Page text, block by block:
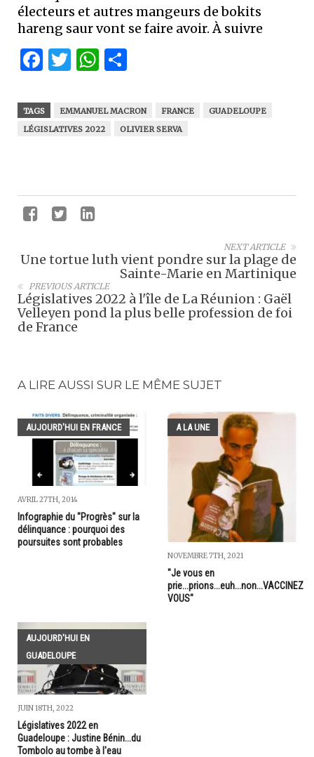
électeurs et autres mangeurs de bokits
hareng saur vont se faire avoir. À suivre
Facebook
Twitter
WhatsApp
TAGS EMMANUEL MACRON FRANCE
GUADELOUPE
LÉGISLATIVES 2022
OLIVIER SERVA
NEXT ARTICLE
Une tortue luth vient pondre sur la plage de
Sainte-Marie en Martinique
PREVIOUS ARTICLE
Législatives 2022 à l'île de La Réunion : Gaël
Velleyen pond la plus belle profession de foi
de France
A LIRE AUSSI SUR LE MÊME SUJET
AUJOURD'HUI EN FRANCE
AVRIL 27TH, 2014
Infographie du "Progrès" sur la
délinquance : pourquoi des
poursuites sont probables
A LA UNE
NOVEMBRE 7TH, 2021
"Je vous en
prie...prions...euh...non...VACCINEZ
VOUS"
AUJOURD'HUI EN
GUADELOUPE
JUIN 18TH, 2022
Législatives 2022 en
Guadeloupe : Justine Bénin...du
Tombolo au tombe à l'eau